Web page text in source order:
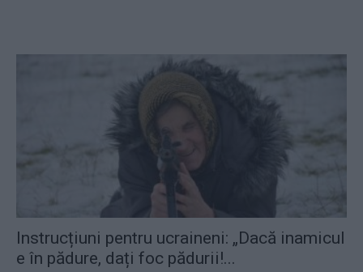
Instrucțiuni pentru ucraineni: „Dacă inamicul
e în pădure, dați foc pădurii!...